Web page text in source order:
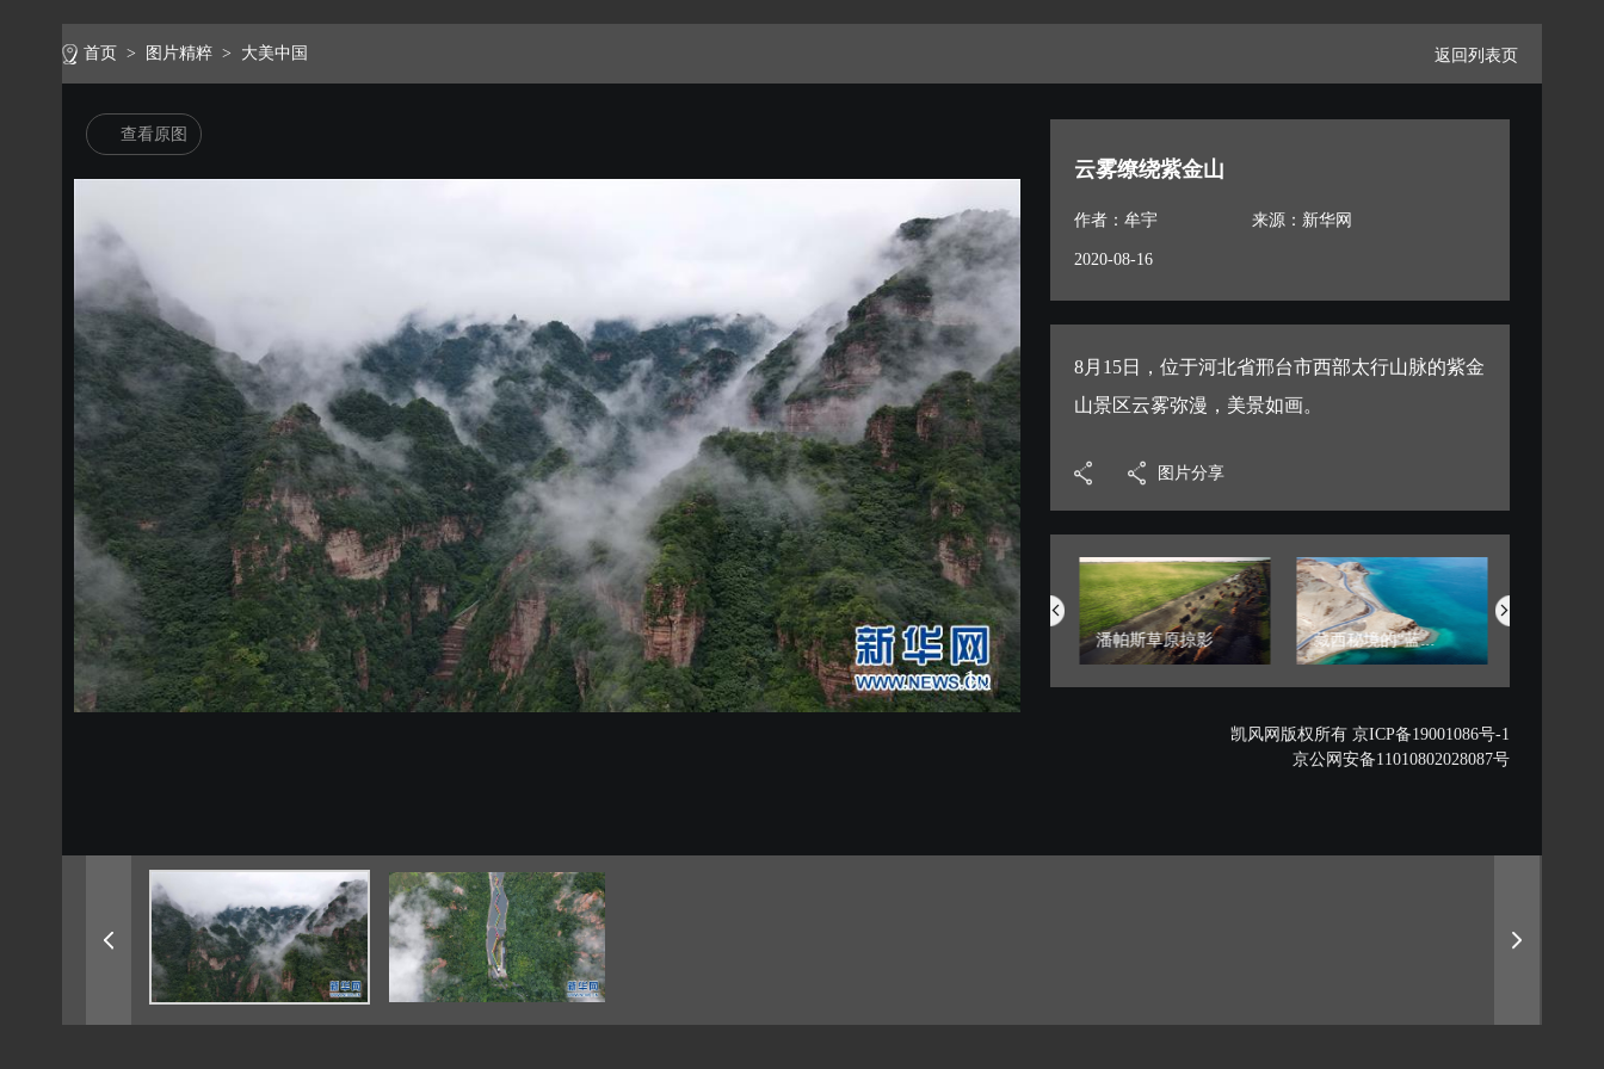
首页 > 图片精粹 > 大美中国 返回列表页
查看原图
1/2
云雾缭绕紫金山
作者：牟宇 来源：新华网
2020-08-16
8月15日，位于河北省邢台市西部太行山脉的紫金
山景区云雾弥漫，美景如画。
图片分享
中国航空明星产... 网住夏日氛围 ... 游泳世锦赛：花... 潘帕斯草原掠影 藏西秘境的“蓝...
凯风网版权所有 京ICP备19001086号-1
京公网安备11010802028087号